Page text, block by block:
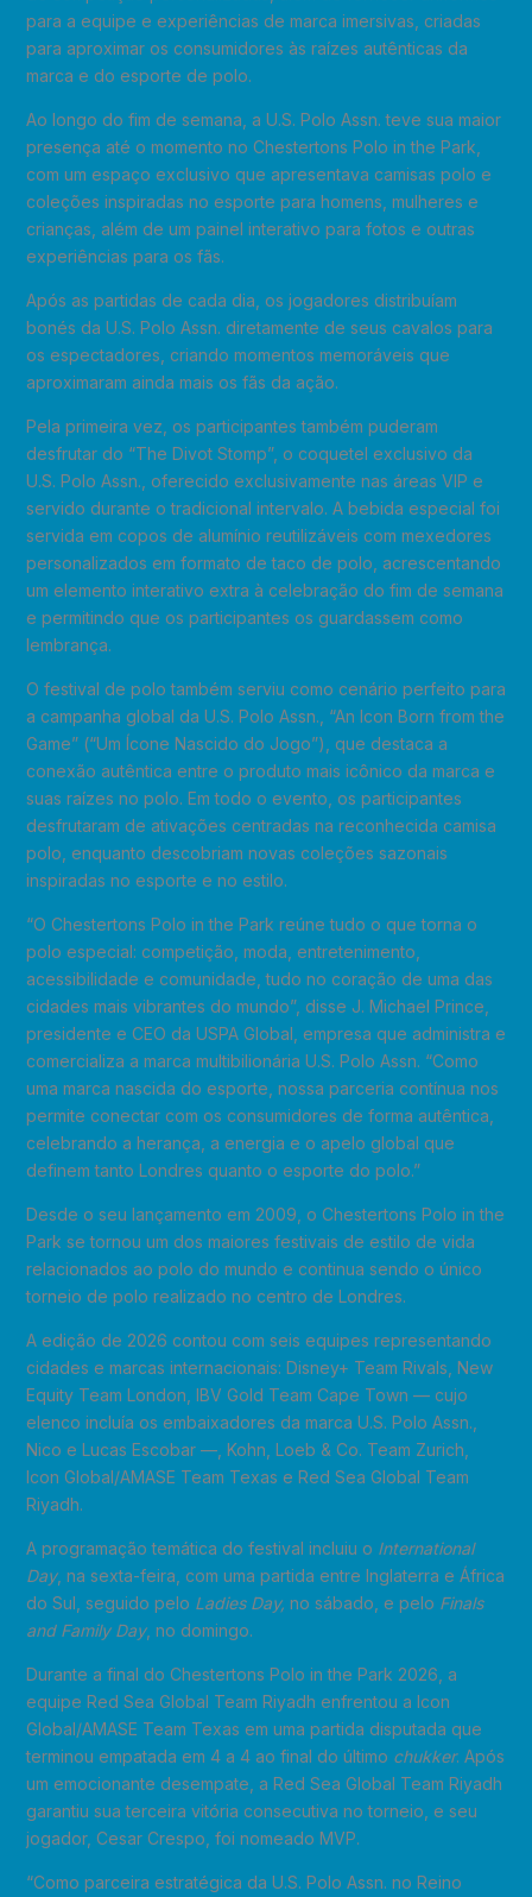
para a equipe e experiências de marca imersivas, criadas
para aproximar os consumidores às raízes autênticas da
marca e do esporte de polo.
Ao longo do fim de semana, a U.S. Polo Assn. teve sua maior
presença até o momento no Chestertons Polo in the Park,
com um espaço exclusivo que apresentava camisas polo e
coleções inspiradas no esporte para homens, mulheres e
crianças, além de um painel interativo para fotos e outras
experiências para os fãs.
Após as partidas de cada dia, os jogadores distribuíam
bonés da U.S. Polo Assn. diretamente de seus cavalos para
os espectadores, criando momentos memoráveis ​​que
aproximaram ainda mais os fãs da ação.
Pela primeira vez, os participantes também puderam
desfrutar do “The Divot Stomp”, o coquetel exclusivo da
U.S. Polo Assn., oferecido exclusivamente nas áreas VIP e
servido durante o tradicional intervalo. A bebida especial foi
servida em copos de alumínio reutilizáveis ​​com mexedores
personalizados em formato de taco de polo, acrescentando
um elemento interativo extra à celebração do fim de semana
e permitindo que os participantes os guardassem como
lembrança.
O festival de polo também serviu como cenário perfeito para
a campanha global da U.S. Polo Assn., “An Icon Born from the
Game” (“Um Ícone Nascido do Jogo”), que destaca a
conexão autêntica entre o produto mais icônico da marca e
suas raízes no polo. Em todo o evento, os participantes
desfrutaram de ativações centradas na reconhecida camisa
polo, enquanto descobriam novas coleções sazonais
inspiradas no esporte e no estilo.
“O Chestertons Polo in the Park reúne tudo o que torna o
polo especial: competição, moda, entretenimento,
acessibilidade e comunidade, tudo no coração de uma das
cidades mais vibrantes do mundo”, disse J. Michael Prince,
presidente e CEO da USPA Global, empresa que administra e
comercializa a marca multibilionária U.S. Polo Assn. “Como
uma marca nascida do esporte, nossa parceria contínua nos
permite conectar com os consumidores de forma autêntica,
celebrando a herança, a energia e o apelo global que
definem tanto Londres quanto o esporte do polo.”
Desde o seu lançamento em 2009, o Chestertons Polo in the
Park se tornou um dos maiores festivais de estilo de vida
relacionados ao polo do mundo e continua sendo o único
torneio de polo realizado no centro de Londres.
A edição de 2026 contou com seis equipes representando
cidades e marcas internacionais: Disney+ Team Rivals, New
Equity Team London, IBV Gold Team Cape Town — cujo
elenco incluía os embaixadores da marca U.S. Polo Assn.,
Nico e Lucas Escobar —, Kohn, Loeb & Co. Team Zurich,
Icon Global/AMASE Team Texas e Red Sea Global Team
Riyadh.
A programação temática do festival incluiu o International
Day, na sexta-feira, com uma partida entre Inglaterra e África
do Sul, seguido pelo Ladies Day, no sábado, e pelo Finals
and Family Day, no domingo.
Durante a final do Chestertons Polo in the Park 2026, a
equipe Red Sea Global Team Riyadh enfrentou a Icon
Global/AMASE Team Texas em uma partida disputada que
terminou empatada em 4 a 4 ao final do último chukker. Após
um emocionante desempate, a Red Sea Global Team Riyadh
garantiu sua terceira vitória consecutiva no torneio, e seu
jogador, Cesar Crespo, foi nomeado MVP.
“Como parceira estratégica da U.S. Polo Assn. no Reino